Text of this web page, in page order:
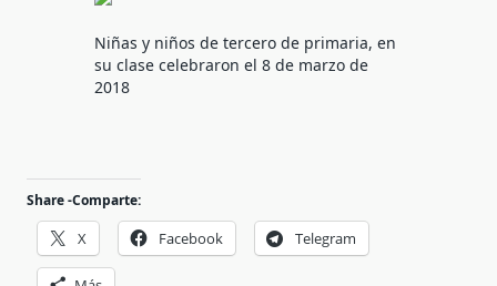
Niñas y niños de tercero de primaria, en
su clase celebraron el 8 de marzo de
2018
Share -Comparte:
X Facebook Telegram